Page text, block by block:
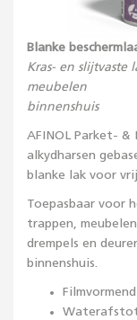
Blanke
Kras- en slijtvaste
meubelen
binnenshuis
AFINOL Parket- &
alkydharsen
blanke lak voor
Toepasbaar voor
trappen,
drempels en
binnenshuis.
Filmvormend